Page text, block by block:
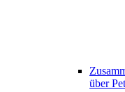
über